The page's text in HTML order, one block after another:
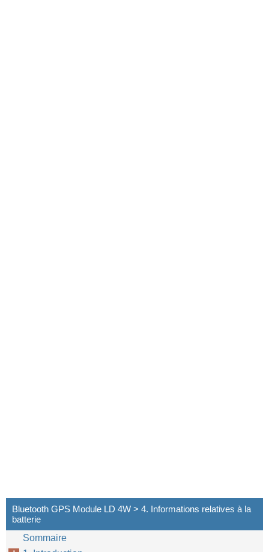
Bluetooth GPS Module LD 4W > 4. Informations relatives à la
batterie
Sommaire